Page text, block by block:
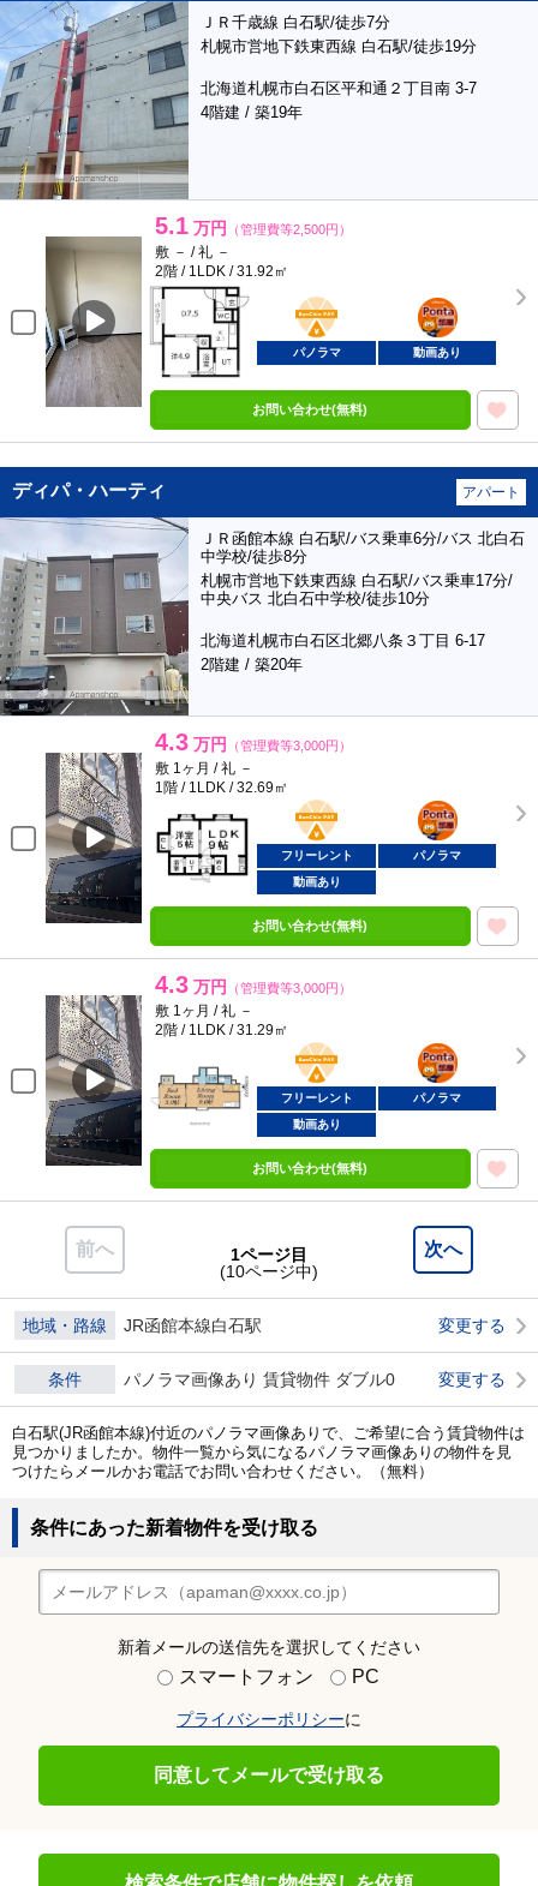
ＪＲ千歳線 白石駅/徒歩7分
札幌市営地下鉄東西線 白石駅/徒歩19分
北海道札幌市白石区平和通２丁目南 3-7
4階建 / 築19年
5.1 万円 （管理費等2,500円）
敷 － / 礼 －
2階 / 1LDK / 31.92㎡
BunChinPAY
ポンタ
部屋
パノラマ 動画あり
お問い合わせ(無料)
ディパ・ハーティ アパート
ＪＲ函館本線 白石駅/バス乗車6分/バス 北白石
中学校/徒歩8分
札幌市営地下鉄東西線 白石駅/バス乗車17分/
中央バス 北白石中学校/徒歩10分
北海道札幌市白石区北郷八条３丁目 6-17
2階建 / 築20年
4.3 万円 （管理費等3,000円）
敷 1ヶ月 / 礼 －
1階 / 1LDK / 32.69㎡
BunChinPAY
ポンタ
部屋
フリーレント
パノラマ
動画あり
お問い合わせ(無料)
4.3 万円 （管理費等3,000円）
敷 1ヶ月 / 礼 －
2階 / 1LDK / 31.29㎡
BunChinPAY
ポンタ
部屋
フリーレント
パノラマ
動画あり
お問い合わせ(無料)
前へ 次へ
1ページ目
(10ページ中)
地域・路線 JR函館本線白石駅 変更する
条件 パノラマ画像あり 賃貸物件 ダブル0 変更する
白石駅(JR函館本線)付近のパノラマ画像ありで、ご希望に合う賃貸物件は
見つかりましたか。物件一覧から気になるパノラマ画像ありの物件を見
つけたらメールかお電話でお問い合わせください。（無料）
条件にあった新着物件を受け取る
新着メールの送信先を選択してください
スマートフォン PC
プライバシーポリシーに
同意してメールで受け取る